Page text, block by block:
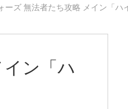
ーズ 無法者たち攻略 メイン「ハ
ン「ハ